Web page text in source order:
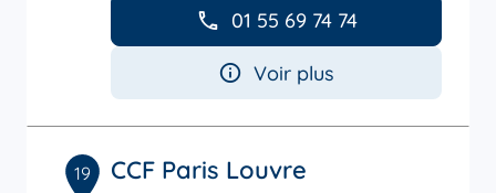
01 55 69 74 74
Voir plus
19 CCF Paris Louvre